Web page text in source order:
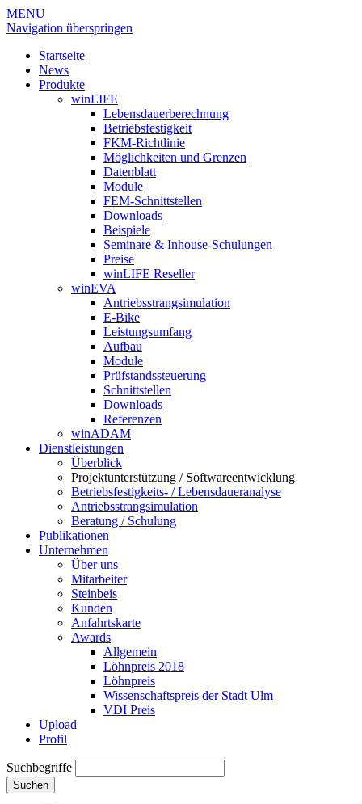
MENU
Navigation überspringen
Startseite
News
Produkte
winLIFE
Lebensdauerberechnung
Betriebsfestigkeit
FKM-Richtlinie
Möglichkeiten und Grenzen
Datenblatt
Module
FEM-Schnittstellen
Downloads
Beispiele
Seminare & Inhouse-Schulungen
Preise
winLIFE Reseller
winEVA
Antriebsstrangsimulation
E-Bike
Leistungsumfang
Aufbau
Module
Prüfstandssteuerung
Schnittstellen
Downloads
Referenzen
winADAM
Dienstleistungen
Überblick
Projektunterstützung / Softwareentwicklung
Betriebsfestigkeits- / Lebensdaueranalyse
Antriebsstrangsimulation
Beratung / Schulung
Publikationen
Unternehmen
Über uns
Mitarbeiter
Steinbeis
Kunden
Anfahrtskarte
Awards
Allgemein
Löhnpreis 2018
Löhnpreis
Wissenschaftspreis der Stadt Ulm
VDI Preis
Upload
Profil
Suchbegriffe
Suchen